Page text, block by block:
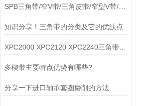
SPB三角带/窄V带/三角皮带/窄型V带/窄型三角带
知识分享！三角带的分类及它的优缺点
多楔带主要特点优势有哪些?
分享一下进口轴承套圈磨削的方法